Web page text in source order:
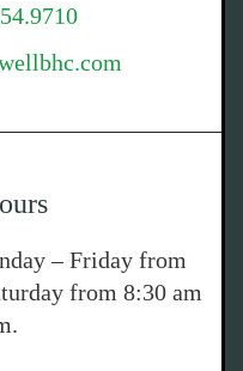
– Friday from
from 8:30 am